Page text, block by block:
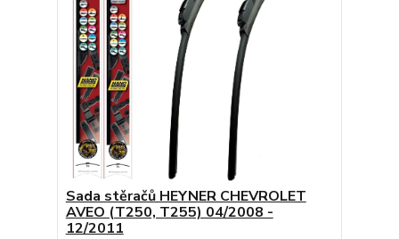
Sada stěračů HEYNER CHEVROLET
AVEO (T250, T255) 04/2008 -
12/2011